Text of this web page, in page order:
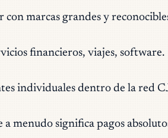
con marcas grandes y
financieros, viajes, software.
individuales dentro de la red
menudo significa pagos